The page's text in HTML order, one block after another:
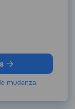
mudanza.